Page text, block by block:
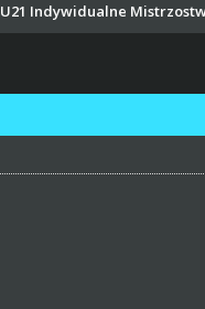
U21 Indywidualne